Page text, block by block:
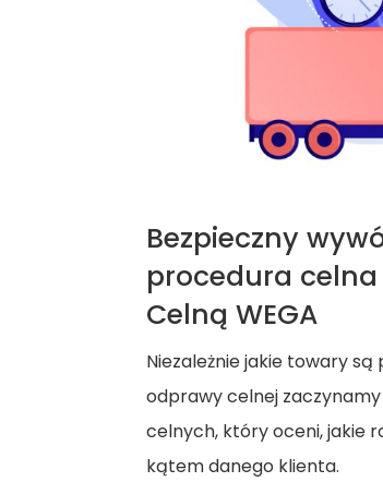
Bezpieczny
procedura
Celną WEGA
Niezależnie jakie towary
odprawy celnej
celnych, który oceni, jakie
kątem danego klienta.